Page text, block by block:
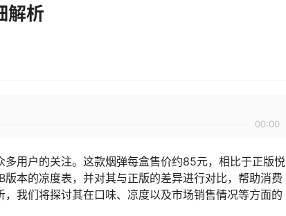
解析
00:00
用户的关注。这款烟弹每盒售价约85元，相比于正版悦
本的凉度表，并对其与正版的差异进行对比，帮助消费
我们将探讨其在口味、凉度以及市场销售情况等方面的